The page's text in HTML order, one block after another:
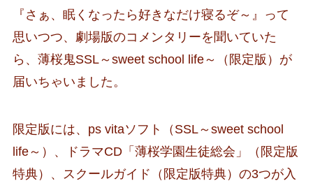
『さぁ、眠くなったら好きなだけ寝るぞ～』って
思いつつ、劇場版のコメンタリーを聞いていた
ら、薄桜鬼SSL～sweet school life～（限定版）が
届いちゃいました。
限定版には、ps vitaソフト（SSL～sweet school
life～）、ドラマCD「薄桜学園生徒総会」（限定版
特典）、スクールガイド （限定版特典）の3つが入